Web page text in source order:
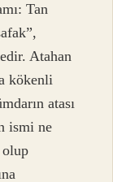
Tan
Atahan
kökenli
atası
ismi ne